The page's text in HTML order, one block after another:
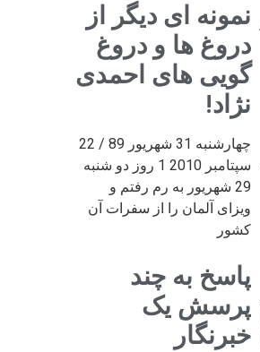
نمونه ای دیگر از
دروغ ها و دروغ
گویی های احمدی
نژاد!
چهارشنبه 31 شهریور 89 / 22
سپتامبر 2010 1 روز دو شنبه
29 شهریور به رم رفتم و
ویزای آلمان را از سفرات آن
کشور
پاسخ به چند
پرسش یک
خبرنگار